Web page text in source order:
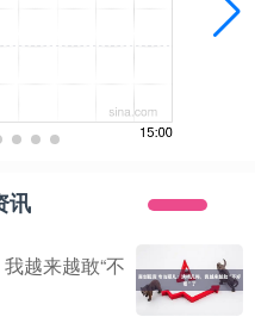
讯
越来越敢“不